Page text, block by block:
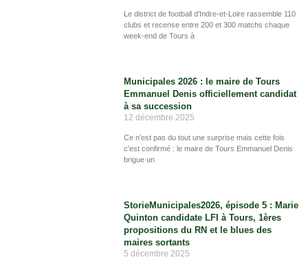
Le district de football d’Indre-et-Loire rassemble 110
clubs et recense entre 200 et 300 matchs chaque
week-end de Tours à
Municipales 2026 : le maire de Tours
Emmanuel Denis officiellement candidat
à sa succession
12 décembre 2025
Ce n’est pas du tout une surprise mais cette fois
c’est confirmé : le maire de Tours Emmanuel Denis
brigue un
StorieMunicipales2026, épisode 5 : Marie
Quinton candidate LFI à Tours, 1ères
propositions du RN et le blues des
maires sortants
5 décembre 2025